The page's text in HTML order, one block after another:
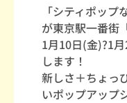
「シティポップ
が東京駅一番街
1月10日(金)?1
します！
新しさ＋ちょっ
いポップアップ